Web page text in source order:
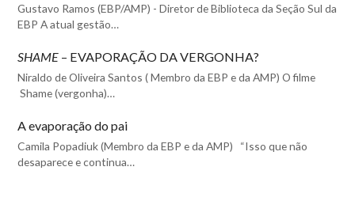
Gustavo Ramos (EBP/AMP) - Diretor de Biblioteca da Seção Sul da
EBP A atual gestão…
SHAME – EVAPORAÇÃO DA VERGONHA?
Niraldo de Oliveira Santos ( Membro da EBP e da AMP) O filme
Shame (vergonha)…
A evaporação do pai
Camila Popadiuk (Membro da EBP e da AMP) “Isso que não
desaparece e continua…